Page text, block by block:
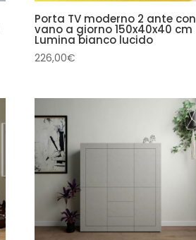
Porta TV moderno 2 ante con
vano a giorno 150x40x40 cm
Lumina bianco lucido
226,00€